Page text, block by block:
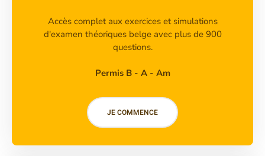
Accès complet aux exercices et simulations
d'examen théoriques belge avec plus de 900
questions.
Permis B - A - Am
JE COMMENCE